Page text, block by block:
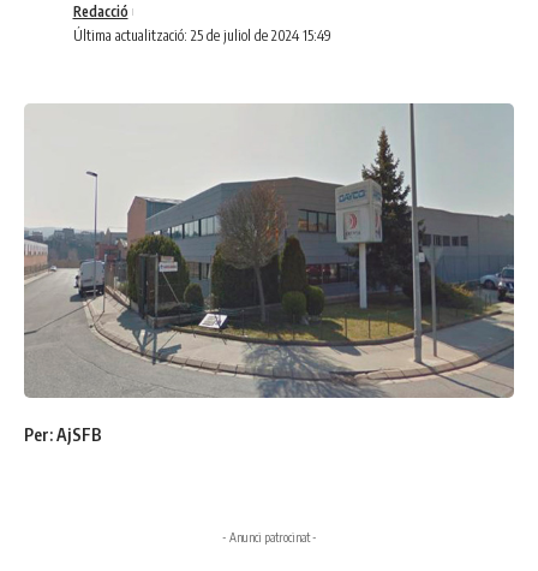
Última actualització: 25 de juliol de 2024 15:49
Redacció
Per: AjSFB
- Anunci patrocinat -